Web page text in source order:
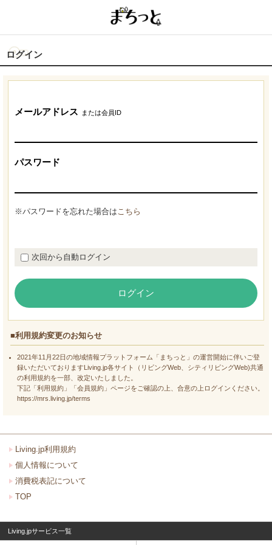
ログイン
メールアドレス または会員ID
パスワード
※パスワードを忘れた場合はこちら
次回から自動ログイン
ログイン
■利用規約変更のお知らせ
2021年11月22日の地域情報プラットフォーム「まちっと」の運営開始に伴いご登
録いただいておりますLiving.jp各サイト（リビングWeb、シティリビングWeb)共通
の利用規約を一部、改定いたしました。
下記「利用規約」「会員規約」ページをご確認の上、合意の上ログインください。
https://mrs.living.jp/terms
Living.jp利用規約
個人情報について
消費税表記について
TOP
Living.jpサービス一覧